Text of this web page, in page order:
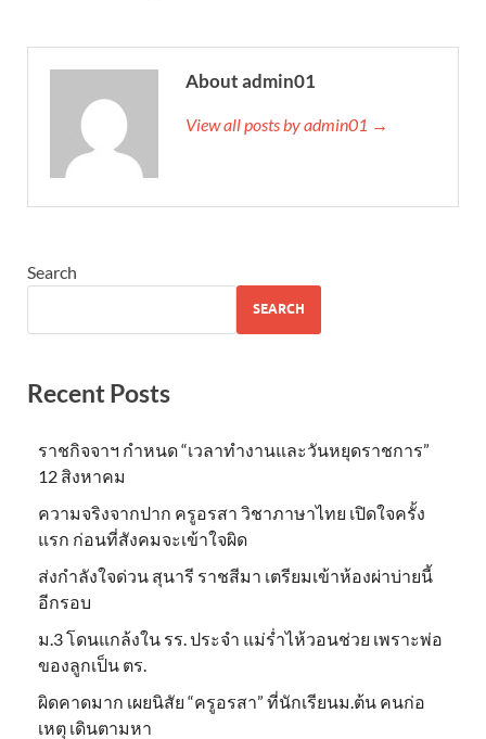
About admin01
View all posts by admin01 →
Search
SEARCH
Recent Posts
ราชกิจจาฯ กำหนด “เวลาทำงานและวันหยุดราชการ”
12 สิงหาคม
ความจริงจากปาก ครูอรสา วิชาภาษาไทย เปิดใจครั้ง
แรก ก่อนที่สังคมจะเข้าใจผิด
ส่งกำลังใจด่วน สุนารี ราชสีมา เตรียมเข้าห้องผ่าบ่ายนี้
อีกรอบ
ม.3 โดนแกล้งใน รร. ประจำ แม่ร่ำไห้วอนช่วย เพราะพ่อ
ของลูกเป็น ตร.
ผิดคาดมาก เผยนิสัย “ครูอรสา” ที่นักเรียนม.ต้น คนก่อ
เหตุ เดินตามหา